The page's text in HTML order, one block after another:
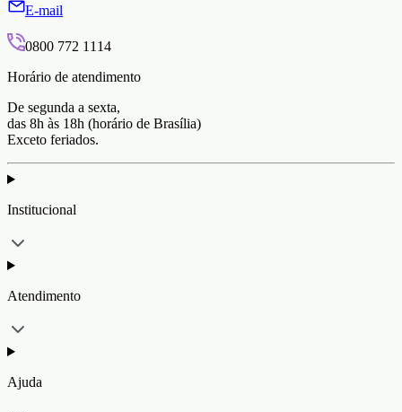
E-mail
0800 772 1114
Horário de atendimento
De segunda a sexta,
das 8h às 18h (horário de Brasília)
Exceto feriados.
Institucional
Atendimento
Ajuda